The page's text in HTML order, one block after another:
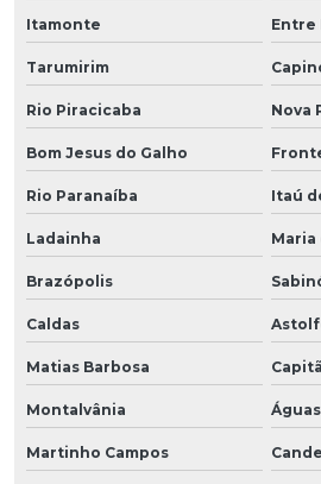
Itamonte Entre
Tarumirim
Rio Piracicaba Nova
Bom Jesus do Galho
Rio Paranaíba Itaú
Ladainha Maria
Brazópolis
Caldas
Matias Barbosa
Montalvânia
Martinho Campos